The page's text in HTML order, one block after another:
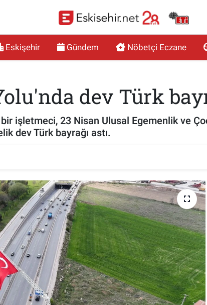
Eskişehir Gündem Nöbetçi Eczane
dev Türk
işletmeci, 23 Nisan Ulusal Egemenlik ve
dev Türk bayrağı astı.